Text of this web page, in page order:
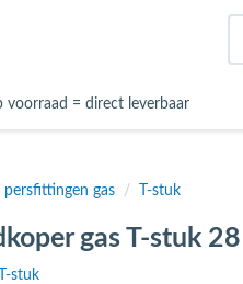
voorraad = direct leverbaar
persfittingen gas / T-stuk
gas T-stuk
stuk